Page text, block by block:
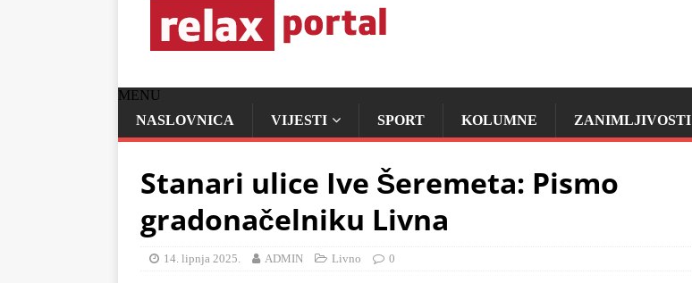
MENU
NASLOVNICA
VIJESTI SPORT KOLUMNE ZANIMLJIVOSTI
Stanari ulice Ive Šeremeta: Pismo
gradonačelniku Livna
14. lipnja 2025. ADMIN Livno 0